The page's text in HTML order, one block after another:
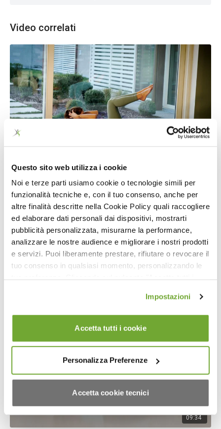
Questo sito web utilizza i cookie
Noi e terze parti usiamo cookie o tecnologie simili per
funzionalità tecniche e, con il tuo consenso, anche per
altre finalità descritte nella Cookie Policy quali raccogliere
ed elaborare dati personali dai dispositivi, mostrarti
pubblicità personalizzata, misurarne la performance,
analizzare le nostre audience e migliorare i nostri prodotti
e servizi. Puoi liberamente prestare, rifiutare o revocare il
tuo consenso in qualsiasi momento, personalizzando le
finalità indicate. Cliccando sul pulsante "Accetta cookie
tecnici" acconsenti all'uso dei soli cookie tecnici.
Impostazioni
Accetta tutti i cookie
Personalizza Preferenze
Accetta cookie tecnici
Video correlati
32:32
22:22
Total body cardio with Mini Hand Weights (EN) (Liv. 3)
09:34